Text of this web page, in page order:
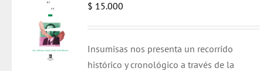
$ 15.000
Insumisas nos presenta un recorrido
histórico y cronológico a través de la